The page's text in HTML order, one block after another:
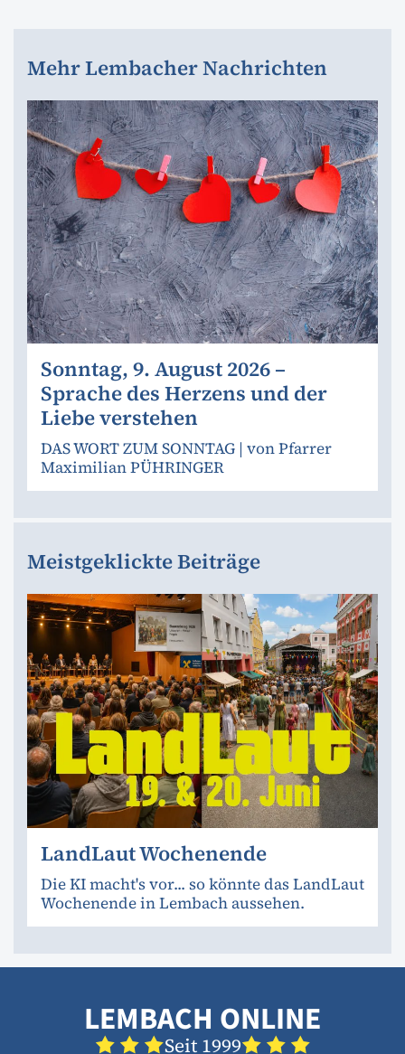
Mehr Lembacher Nachrichten
Sonntag, 9. August 2026 –
Sprache des Herzens und der
Liebe verstehen
DAS WORT ZUM SONNTAG | von Pfarrer
Maximilian PÜHRINGER
Meistgeklickte Beiträge
LandLaut Wochenende
Die KI macht's vor... so könnte das LandLaut
Wochenende in Lembach aussehen.
LEMBACH ONLINE
Seit 1999